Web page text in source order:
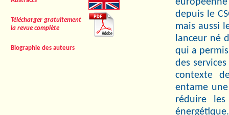
Télécharger gratuitement
la revue complète
Biographie des auteurs
depuis le
mais aussi
lanceur né
qui a
des
contexte
entame
réduire